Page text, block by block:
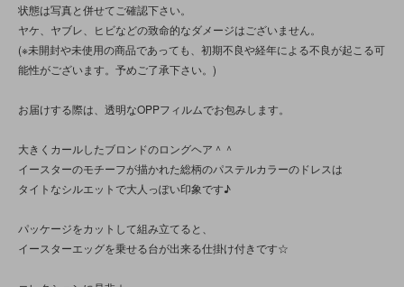
状態は写真と併せてご確認下さい。
ヤケ、ヤブレ、ヒビなどの致命的なダメージはございません。
(※未開封や未使用の商品であっても、初期不良や経年による不良が起こる可
能性がございます。予めご了承下さい。)
お届けする際は、透明なOPPフィルムでお包みします。
大きくカールしたブロンドのロングヘア＾＾
イースターのモチーフが描かれた総柄のパステルカラーのドレスは
タイトなシルエットで大人っぽい印象です♪
パッケージをカットして組み立てると、
イースターエッグを乗せる台が出来る仕掛け付きです☆